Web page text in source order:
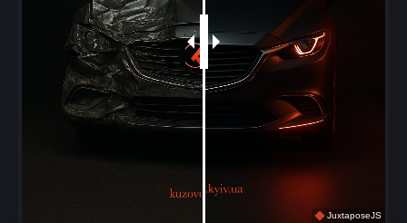
JuxtaposeJS